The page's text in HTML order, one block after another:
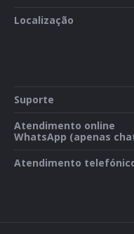
Localização
Suporte
Atendimento online
WhatsApp (apenas
Atendimento